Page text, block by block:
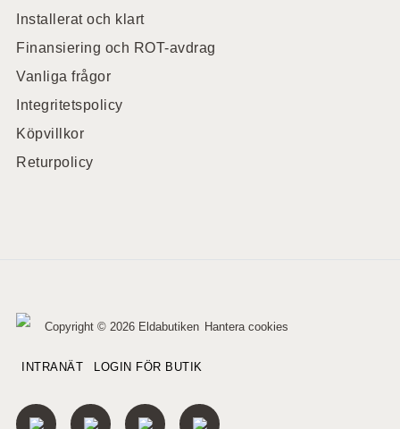
Installerat och klart
Finansiering och ROT-avdrag
Vanliga frågor
Integritetspolicy
Köpvillkor
Returpolicy
Copyright © 2026 Eldabutiken Hantera cookies
INTRANÄT LOGIN FÖR BUTIK